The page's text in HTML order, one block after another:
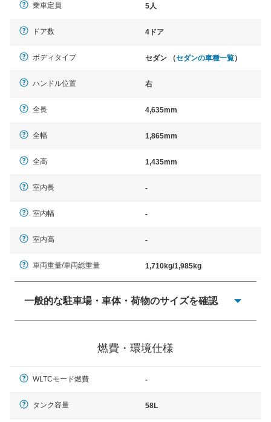
乗車定員 5人
ドア数 4ドア
ボディタイプ セダン （セダンの車種一覧）
ハンドル位置 右
全長 4,635mm
全幅 1,865mm
全高 1,435mm
室内長 -
室内幅 -
室内高 -
車両重量/車両総重量 1,710kg/1,985kg
一般的な駐車場・車体・荷物のサイズを確認
× 長さ 5,000mm 車路幅 5,000mmというサイズが標準値
燃費・環境仕様
WLTCモード燃費 -
タンク容量 58L